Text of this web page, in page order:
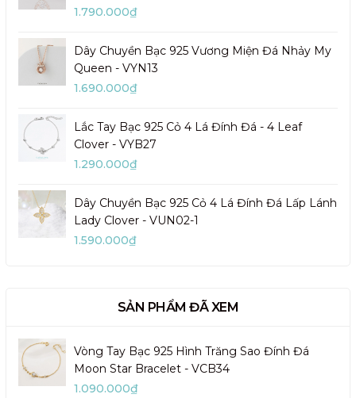
1.790.000₫
Dây Chuyền Bạc 925 Vương Miện Đá Nhảy My
Queen - VYN13
1.690.000₫
Lắc Tay Bạc 925 Cỏ 4 Lá Đính Đá - 4 Leaf
Clover - VYB27
1.290.000₫
Dây Chuyền Bạc 925 Cỏ 4 Lá Đính Đá Lấp Lánh
Lady Clover - VUN02-1
1.590.000₫
SẢN PHẨM ĐÃ XEM
Vòng Tay Bạc 925 Hình Trăng Sao Đính Đá
Moon Star Bracelet - VCB34
1.090.000₫